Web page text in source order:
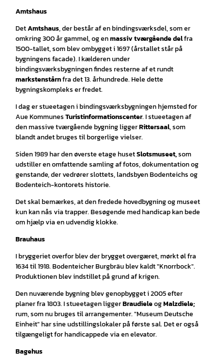
Amtshaus
DetAmtshaus, der består af en bindingsværksdel, som er
omkring 300 år gammel, og enmassiv tværgående delfra
1500-tallet, som blev ombygget i 1697 (årstallet står på
bygningens facade). I kælderen under
bindingsværksbygningen findes resterne af et rundt
markstenstårnfra det 13. århundrede. Hele dette
bygningskompleks er fredet.
I dag er stueetagen i bindingsværksbygningen hjemsted for
Aue KommunesTuristinformationscenter. I stueetagen af
den massive tværgående bygning liggerRittersaal, som
blandt andet bruges til borgerlige vielser.
Siden 1989 har den øverste etage husetSlotsmuseet,som
udstiller en omfattende samling af fotos, dokumentation og
genstande, der vedrører slottets, landsbyen Bodenteichs og
Bodenteich-kontorets historie.
Det skal bemærkes, at den fredede hovedbygning og museet
kun kan nås via trapper. Besøgende med handicap kan bede
om hjælp via en udvendig klokke.
Brauhaus
I bryggeriet overfor blev der brygget overgæret, mørkt øl fra
1634 til 1918. Bodenteicher Burgbräu blev kaldt "Knorrbock".
Produktionen blev indstillet på grund af krigen.
Den nuværende bygning blev genopbygget i 2005 efter
planer fra 1803. I stueetagen liggerBraudieleogMalzdiele;
rum, som nu bruges til arrangementer. "Museum Deutsche
Einheit" har sine udstillingslokaler på første sal. Det er også
tilgængeligt for handicappede via en elevator.
Bagehus